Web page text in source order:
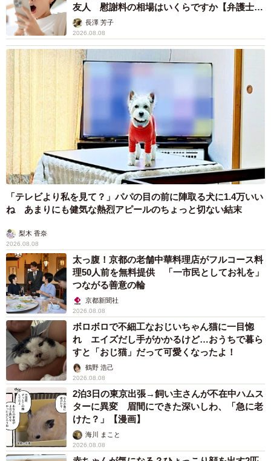
友人 慰謝料の相場はいくらですか【弁護士が
解説】長澤 芳子
2026.08.08
「テレビより私を見て？」パパの目の前に陣取る犬に1.4万いい
ね あまりにも健気な熱烈アピールのちょっと切ない結末
梨木 香奈
2026.08.08
太っ腹！京都の老舗中華料理店がフルコース料
理50人前を無料提供 「一市民としてお礼を」
つながる善意の輪
京都新聞社
2026.08.08
ボロボロで不細工なおじいちゃん猫に一目惚
れ エイズだし手がかかるけど…おうちで暮ら
すと「おじ猫」だって可愛くなったよ！
鶴野 浩己
2026.08.08
2泊3日の東京出張→飼い主さんが不在中ハムス
ターに異変 眉間にできた深いしわ、「急に老
けた？」【漫画】
海川 まこと
2026.08.08